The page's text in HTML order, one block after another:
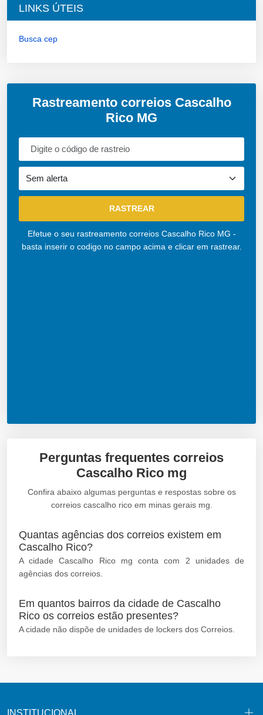
LINKS ÚTEIS
Busca cep
Rastreamento correios Cascalho
Rico MG
Efetue o seu rastreamento correios Cascalho Rico MG -
basta inserir o codigo no campo acima e clicar em rastrear.
Perguntas frequentes correios
Cascalho Rico mg
Confira abaixo algumas perguntas e respostas sobre os
correios cascalho rico em minas gerais mg.
Quantas agências dos correios existem em
Cascalho Rico?
A cidade Cascalho Rico mg conta com 2 unidades de
agências dos correios.
Em quantos bairros da cidade de Cascalho
Rico os correios estão presentes?
A cidade não dispõe de unidades de lockers dos Correios.
INSTITUCIONAL